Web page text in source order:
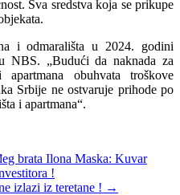
Sva sredstva koja se prikupe
i odmarališta u 2024. godini
NBS. „Budući da naknada za
obuhvata troškove
Srbije ne ostvaruje prihode po
i apartmana“.
brata Ilona Maska: Kuvаr
!
izlazi iz teretane ! →